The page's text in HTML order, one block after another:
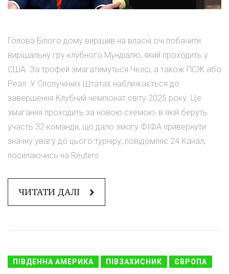
Голова Білого дому вирішив на власні очі побачити
вирішальну гру клубного Мундіалю, який проходить у
США. За трофей змагатимуться Челсі, а також ПСЖ або
Реал. У Сполучених Штатах наближається до
завершення Клубний чемпіонат світу 2025 року. Це
змагання проходить за новою схемою, в якій беруть
участь 32 команди, що дало змогу ФІФА привернути
значну увагу до цього турніру, повідомляє 24 Канал,
посилаючись на Reuters....
ЧИТАТИ ДАЛІ
ПІВДЕННА АМЕРИКА ПІВЗАХИСНИК ЄВРОПА